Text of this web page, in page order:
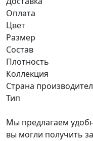
Оплата
Цвет
Размер
Состав
Плотность
Коллекция
Страна
Тип
Мы предлагаем
вы могли получить